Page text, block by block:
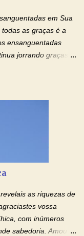
em Sua
as graças é a
ensanguentadas
jorrando graças
mim, neste
para prosseguir,
força e o poder de
dor ao serem
agora. Jesus, não
cura física e
Mãos
Eu reconheço,
dos meus ...
as riquezas de
vossa
com inúmeros
sabedoria. Amou a